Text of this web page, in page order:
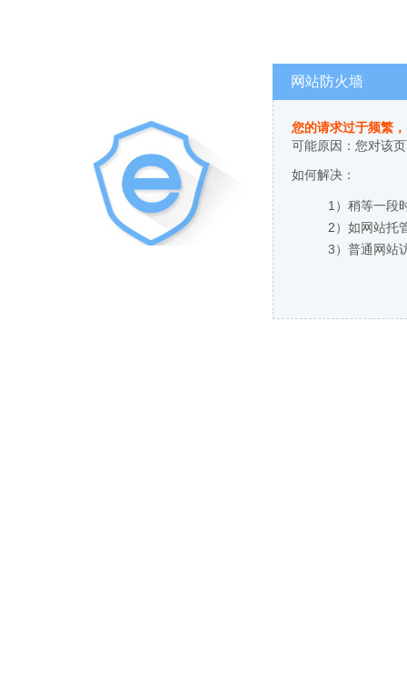
网站防火墙
您的请求过于频繁
可能原因：您对该
如何解决：
1）稍等一段
2）如网站托
3）普通网站